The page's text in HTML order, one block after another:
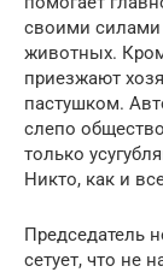
своими силами
животных.
приезжают
пастушком.
слепо
только
Никто, как и
Председатель
сетует, что не